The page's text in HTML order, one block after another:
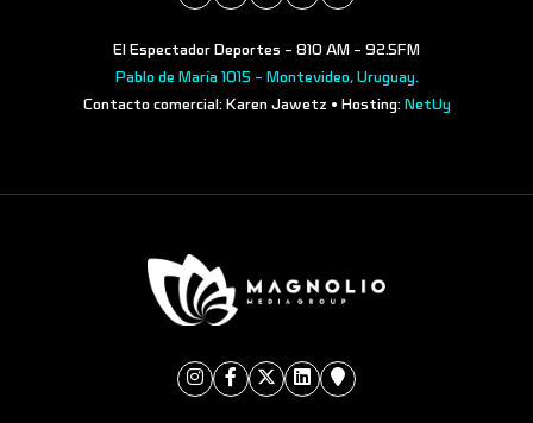
El Espectador Deportes - 810 AM - 92.5FM
Pablo de María 1015 - Montevideo, Uruguay.
Contacto comercial: Karen Jawetz • Hosting: NetUy